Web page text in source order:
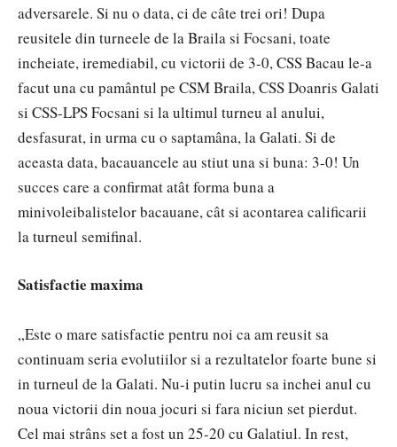
adversarele. Si nu o data, ci de câte trei ori! Dupa
reusitele din turneele de la Braila si Focsani, toate
incheiate, iremediabil, cu victorii de 3-0, CSS Bacau le-a
facut una cu pamântul pe CSM Braila, CSS Doanris Galati
si CSS-LPS Focsani si la ultimul turneu al anului,
desfasurat, in urma cu o saptamâna, la Galati. Si de
aceasta data, bacauancele au stiut una si buna: 3-0! Un
succes care a confirmat atât forma buna a
minivoleibalistelor bacauane, cât si acontarea calificarii
la turneul semifinal.
Satisfactie maxima
„Este o mare satisfactie pentru noi ca am reusit sa
continuam seria evolutiilor si a rezultatelor foarte bune si
in turneul de la Galati. Nu-i putin lucru sa inchei anul cu
noua victorii din noua jocuri si fara niciun set pierdut.
Cel mai strâns set a fost un 25-20 cu Galatiul. In rest,